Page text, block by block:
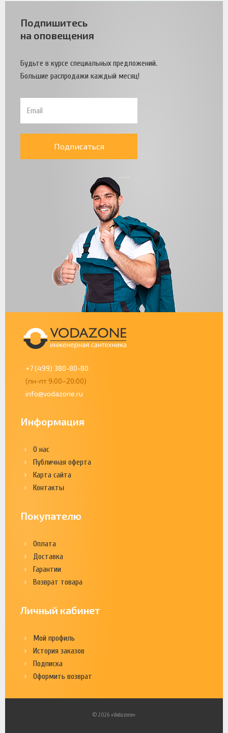
Подпишитесь
на оповещения
Будьте в курсе специальных предложений.
Большие распродажи каждый месяц!
Подписаться
+7 (499) 380-80-80
(пн-пт 9:00–20:00)
info@vodazone.ru
Информация
О нас
Публичная оферта
Карта сайта
Контакты
Покупателю
Оплата
Доставка
Гарантии
Возврат товара
Личный кабинет
Мой профиль
История заказов
Подписка
Оформить возврат
© 2026 «Vodazone»